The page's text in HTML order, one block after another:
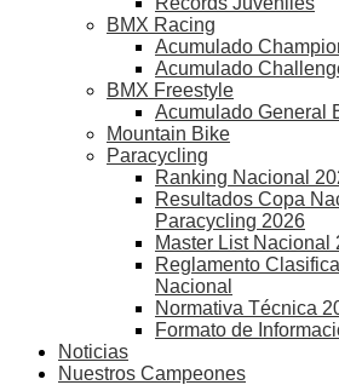
BMX Racing
Acumulado
Acumulado
BMX Freestyle
Acumulado General
Mountain Bike
Paracycling
Ranking Nacional
Resultados Copa
Paracycling 2026
Master List Nacional
Reglamento
Nacional
Normativa Técnica
Formato de
Noticias
Nuestros Campeones